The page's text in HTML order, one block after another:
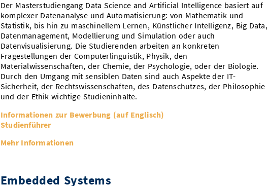
Der Masterstudiengang Data Science and Artificial Intelligence basiert auf
komplexer Datenanalyse und Automatisierung: von Mathematik und
Statistik, bis hin zu maschinellem Lernen, Künstlicher Intelligenz, Big Data,
Datenmanagement, Modellierung und Simulation oder auch
Datenvisualisierung. Die Studierenden arbeiten an konkreten
Fragestellungen der Computerlinguistik, Physik, den
Materialwissenschaften, der Chemie, der Psychologie, oder der Biologie.
Durch den Umgang mit sensiblen Daten sind auch Aspekte der IT-
Sicherheit, der Rechtswissenschaften, des Datenschutzes, der Philosophie
und der Ethik wichtige Studieninhalte.
Informationen zur Bewerbung (auf Englisch)
Studienführer
Mehr Informationen
Embedded Systems